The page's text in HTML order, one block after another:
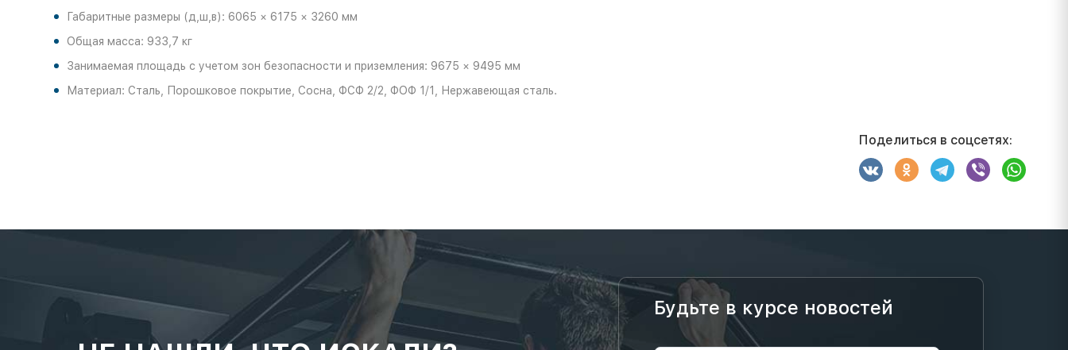
Габаритные размеры (д,ш,в): 6065 × 6175 × 3260 мм
Общая масса: 933,7 кг
Занимаемая площадь с учетом зон безопасности и приземления: 9675 × 9495 мм
Материал: Сталь, Порошковое покрытие, Сосна, ФСФ 2/2, ФОФ 1/1, Нержавеющая сталь.
Поделиться в соцсетях:
Будьте в курсе новостей